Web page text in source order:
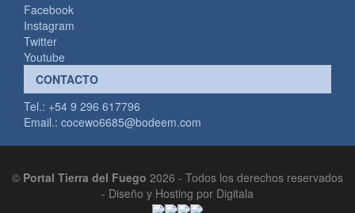
Facebook
Instagram
Twitter
Youtube
CONTACTO
Tel.: +54 9 296 617796
Email.: cocewo6685@bodeem.com
© Portal Tierra del Fuego 2026 - Todos los derechos reservados
- Diseño y Hosting por Digitala